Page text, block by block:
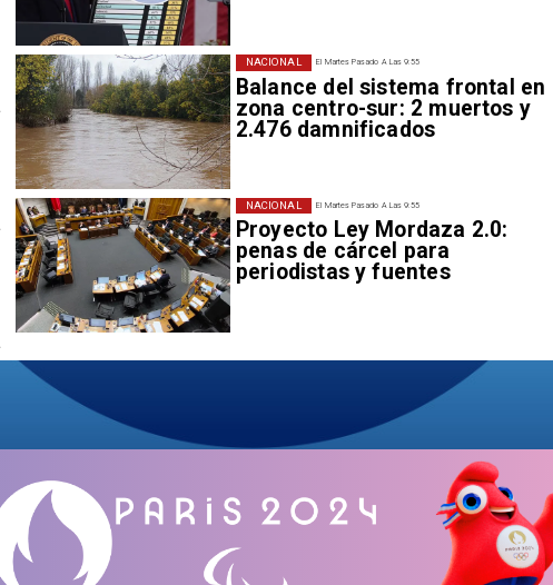
El Martes Pasado A Las 9:55
Balance del sistema frontal en
zona centro-sur: 2 muertos y
2.476 damnificados
NACIONAL
El Martes Pasado A Las 9:55
Proyecto Ley Mordaza 2.0:
penas de cárcel para
periodistas y fuentes
NACIONAL